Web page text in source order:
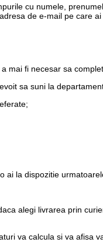
cu numele,
de e-mail pe care
mai fi necesar sa
sa suni la
ai la dispozitie
alegi livrarea prin
va calcula si va afisa